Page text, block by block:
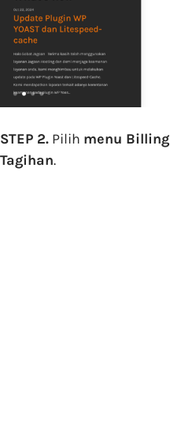
STEP 2. Pilih menu Billing
Tagihan.